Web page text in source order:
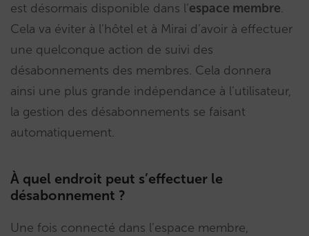
est désormais disponible dans l’espace membre.
Cela va éviter à l’hôtel et à Mirai d’avoir à effectuer
une quelconque action de suivi des
désabonnements des membres. Cela donnera
ainsi une plus grande indépendance à l’utilisateur,
la gestion des désabonnements se faisant
automatiquement.
À quel endroit peut s’effectuer le
désabonnement ?
Une fois connecté dans l’espace membre,